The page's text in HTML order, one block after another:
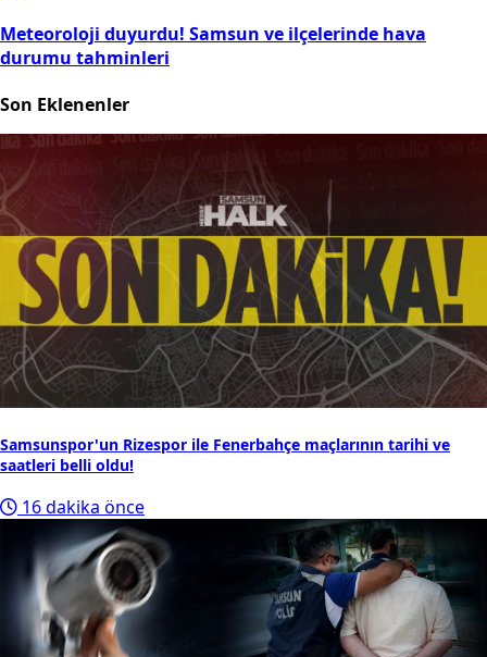
Meteoroloji duyurdu! Samsun ve ilçelerinde hava
durumu tahminleri
Son Eklenenler
Samsunspor'un Rizespor ile Fenerbahçe maçlarının tarihi ve
saatleri belli oldu!
16 dakika önce